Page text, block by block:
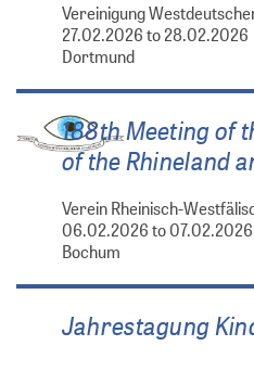
Vereinigung
27.02.2026 to 28.02.2026
Dortmund
188th Meeting of
of the Rhineland
Verein Rheinisch-
06.02.2026 to 07.02.2026
Bochum
Jahrestagung